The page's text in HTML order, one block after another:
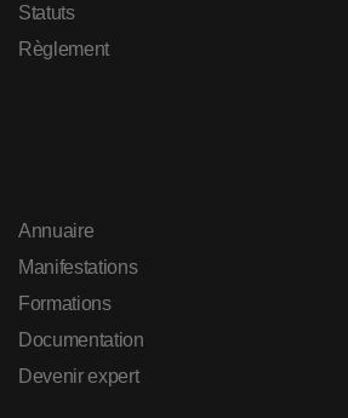
Statuts
Règlement
Annuaire
Manifestations
Formations
Documentation
Devenir expert